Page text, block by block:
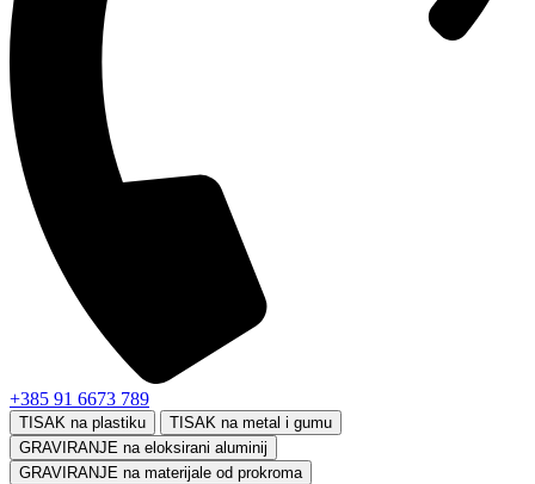
+385 91 6673 789
TISAK na plastiku
TISAK na metal i gumu
GRAVIRANJE na eloksirani aluminij
GRAVIRANJE na materijale od prokroma